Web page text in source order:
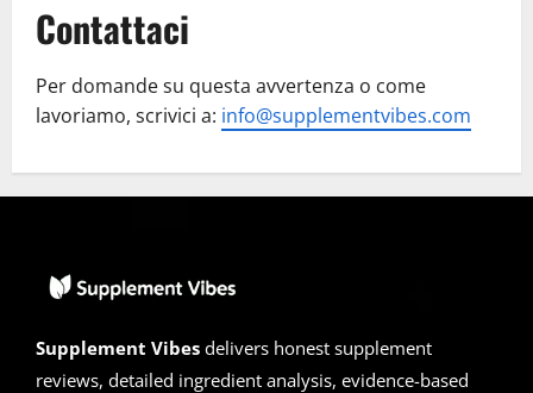
Contattaci
Per domande su questa avvertenza o come
lavoriamo, scrivici a: info@supplementvibes.com
Supplement Vibes delivers honest supplement
reviews, detailed ingredient analysis, evidence-based